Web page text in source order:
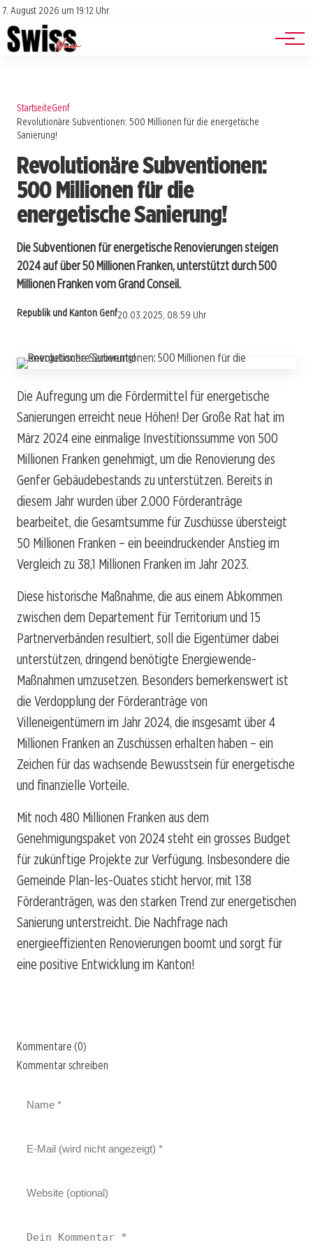
7. August 2026 um 19:12 Uhr
Impressum
Datenschutz
Jobs
Events
StartseiteGenf
Revolutionäre Subventionen: 500 Millionen für die energetische
Sanierung!
Revolutionäre Subventionen:
500 Millionen für die
energetische Sanierung!
Die Subventionen für energetische Renovierungen steigen
2024 auf über 50 Millionen Franken, unterstützt durch 500
Millionen Franken vom Grand Conseil.
Republik und Kanton Genf20.03.2025, 08:59 Uhr
Die Aufregung um die Fördermittel für energetische
Sanierungen erreicht neue Höhen! Der Große Rat hat im
März 2024 eine einmalige Investitionssumme von 500
Millionen Franken genehmigt, um die Renovierung des
Genfer Gebäudebestands zu unterstützen. Bereits in
diesem Jahr wurden über 2.000 Förderanträge
bearbeitet, die Gesamtsumme für Zuschüsse übersteigt
50 Millionen Franken – ein beeindruckender Anstieg im
Vergleich zu 38,1 Millionen Franken im Jahr 2023.
Diese historische Maßnahme, die aus einem Abkommen
zwischen dem Departement für Territorium und 15
Partnerverbänden resultiert, soll die Eigentümer dabei
unterstützen, dringend benötigte Energiewende-
Maßnahmen umzusetzen. Besonders bemerkenswert ist
die Verdopplung der Förderanträge von
Villeneigentümern im Jahr 2024, die insgesamt über 4
Millionen Franken an Zuschüssen erhalten haben – ein
Zeichen für das wachsende Bewusstsein für energetische
und finanzielle Vorteile.
Mit noch 480 Millionen Franken aus dem
Genehmigungspaket von 2024 steht ein grosses Budget
für zukünftige Projekte zur Verfügung. Insbesondere die
Gemeinde Plan-les-Ouates sticht hervor, mit 138
Förderanträgen, was den starken Trend zur energetischen
Sanierung unterstreicht. Die Nachfrage nach
energieeffizienten Renovierungen boomt und sorgt für
eine positive Entwicklung im Kanton!
Kommentare (0)
Kommentar schreiben